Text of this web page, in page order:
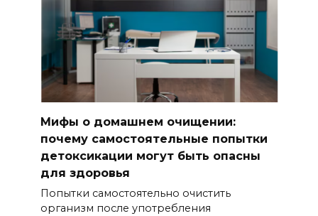
Мифы о домашнем очищении:
почему самостоятельные попытки
детоксикации могут быть опасны
для здоровья
Попытки самостоятельно очистить
организм после употребления